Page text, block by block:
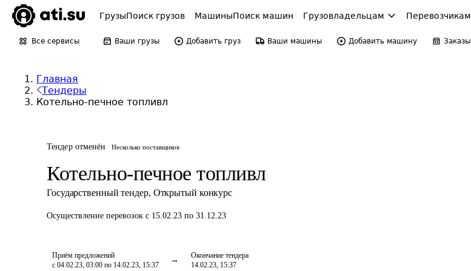
ГрузыПоиск грузов МашиныПоиск машин Грузовладельцам Перевозчикам
Все сервисы Ваши грузы Добавить груз Ваши машины Добавить машину Заказы
Главная
Тендеры
Котельно-печное топливл
Тендер отменён Несколько поставщиков
Котельно-печное топливл
Государственный тендер, Открытый конкурс
Осуществление перевозок с 15.02.23 по 31.12.23
Приём предложений
с 04.02.23, 03:00 по 14.02.23, 15:37
Окончание тендера
14.02.23, 15:37